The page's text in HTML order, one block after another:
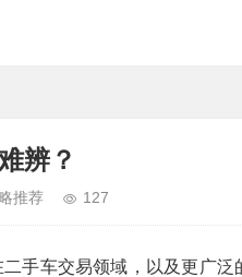
辨？
推荐 127
手车交易领域，以及更广